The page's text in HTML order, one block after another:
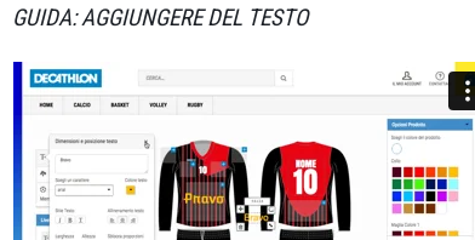
GUIDA: AGGIUNGERE DEL TESTO